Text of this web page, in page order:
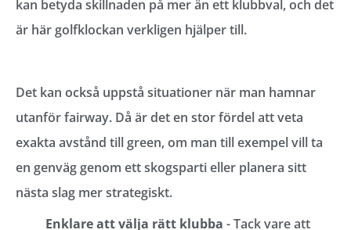
kan betyda skillnaden på mer än ett klubbval, och det
är här golfklockan verkligen hjälper till.
Det kan också uppstå situationer när man hamnar
utanför fairway. Då är det en stor fördel att veta
exakta avstånd till green, om man till exempel vill ta
en genväg genom ett skogsparti eller planera sitt
nästa slag mer strategiskt.
Enklare att välja rätt klubba - Tack vare att